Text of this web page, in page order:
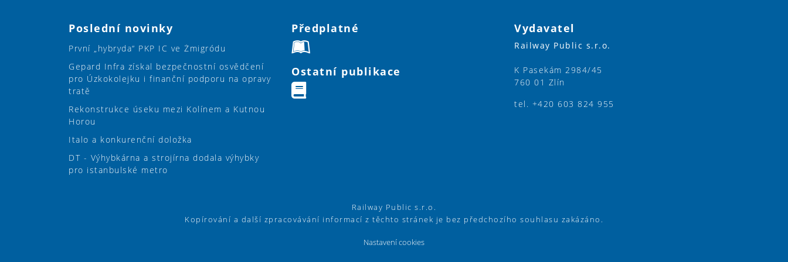
Poslední novinky
První „hybryda“ PKP IC ve Żmigródu
Gepard Infra získal bezpečnostní osvědčení
pro Úzkokolejku i finanční podporu na opravy
tratě
Rekonstrukce úseku mezi Kolínem a Kutnou
Horou
Italo a konkurenční doložka
DT - Výhybkárna a strojírna dodala výhybky
pro istanbulské metro
Předplatné
Ostatní publikace
Vydavatel
Railway Public s.r.o.
K Pasekám 2984/45
760 01 Zlín
tel. +420 603 824 955
Railway Public s.r.o.
Kopírování a další zpracovávání informací z těchto stránek je bez předchozího souhlasu zakázáno.
Nastavení cookies